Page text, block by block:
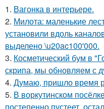
1. Вагонка в интерьере.
2. Милота: маленькие
установили вдоль
выделено \u20ac100'000.
3. Косметический бум в
скрипа, мы обновляем с
4. Думаю, пришло время
5. В воркутинском